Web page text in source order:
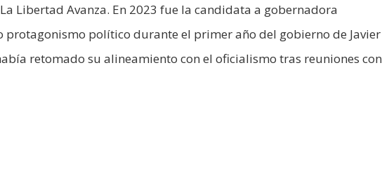
Libertad Avanza. En 2023 fue la candidata a gobernadora
político durante el primer año del gobierno de Javier
retomado su alineamiento con el oficialismo tras reuniones con